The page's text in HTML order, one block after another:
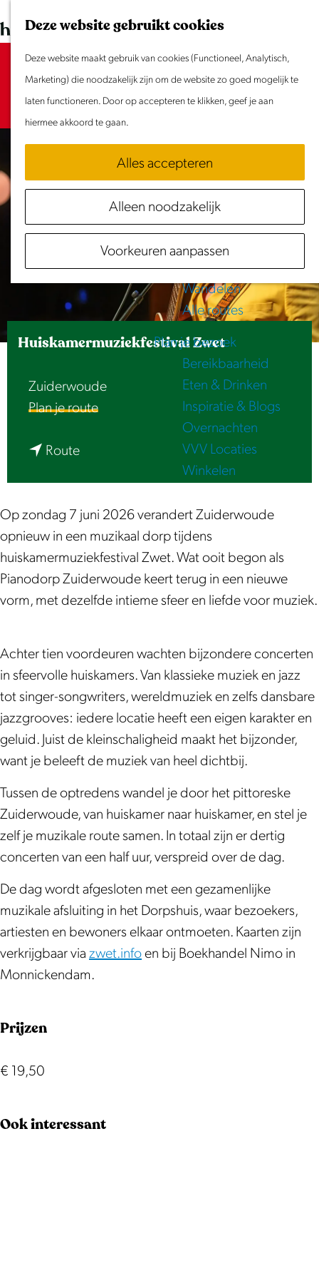
Deze website gebruikt cookies
Deze website maakt gebruik van cookies (Functioneel, Analytisch,
Marketing) die noodzakelijk zijn om de website zo goed mogelijk te
laten functioneren. Door op accepteren te klikken, geef je aan
hiermee akkoord te gaan.
Alles accepteren
Alleen noodzakelijk
Voorkeuren aanpassen
G
a
r
e
o
e
K
a
r
t
Z
e
k
e
n
e
n
u
Evenement aanmelden
Doen & Beleven
Zomer in Laag Holland
Met kinderen
Samen eropuit
Rust & Stilte
Activiteiten
Routes
Fietsen
Varen
Wandelen
Alle routes
Plan je bezoek
Bereikbaarheid
Eten & Drinken
Inspiratie & Blogs
Overnachten
VVV Locaties
Winkelen
Sorry, deze activiteit is niet meer
beschikbaar. Bekijk hetactuele aanbod
voor de beschikbare opties.
Huiskamermuziekfestival Zwet
Zuiderwoude
Plan je routen
u
i
s
k
a
r
m
u
z
i
e
k
f
e
s
i
v
a
l
Routen
r
H
u
i
s
m
e
r
m
u
z
i
e
k
f
s
t
i
v
a
Op zondag 7 juni 2026 verandert Zuiderwoude
opnieuw in een muzikaal dorp tijdens
huiskamermuziekfestival Zwet. Wat ooit begon als
Pianodorp Zuiderwoude keert terug in een nieuwe
vorm, met dezelfde intieme sfeer en liefde voor muziek.
Achter tien voordeuren wachten bijzondere concerten
in sfeervolle huiskamers. Van klassieke muziek en jazz
tot singer-songwriters, wereldmuziek en zelfs dansbare
jazzgrooves: iedere locatie heeft een eigen karakter en
geluid. Juist de kleinschaligheid maakt het bijzonder,
want je beleeft de muziek van heel dichtbij.
Tussen de optredens wandel je door het pittoreske
Zuiderwoude, van huiskamer naar huiskamer, en stel je
zelf je muzikale route samen. In totaal zijn er dertig
concerten van een half uur, verspreid over de dag.
De dag wordt afgesloten met een gezamenlijke
muzikale afsluiting in het Dorpshuis, waar bezoekers,
artiesten en bewoners elkaar ontmoeten. Kaarten zijn
verkrijgbaar via zwet.infoen bij Boekhandel Nimo in
Monnickendam.
Prijzen
€ 19,50
Ook interessant